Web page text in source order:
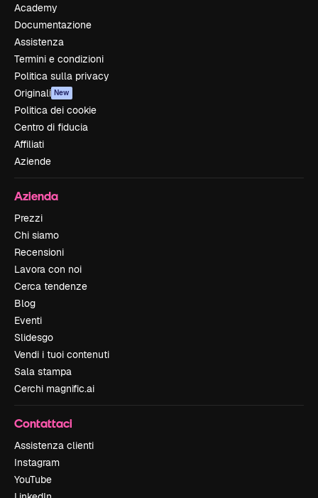
Academy
Documentazione
Assistenza
Termini e condizioni
Politica sulla privacy
Originali New
Politica dei cookie
Centro di fiducia
Affiliati
Aziende
Azienda
Prezzi
Chi siamo
Recensioni
Lavora con noi
Cerca tendenze
Blog
Eventi
Slidesgo
Vendi i tuoi contenuti
Sala stampa
Cerchi magnific.ai
Contattaci
Assistenza clienti
Instagram
YouTube